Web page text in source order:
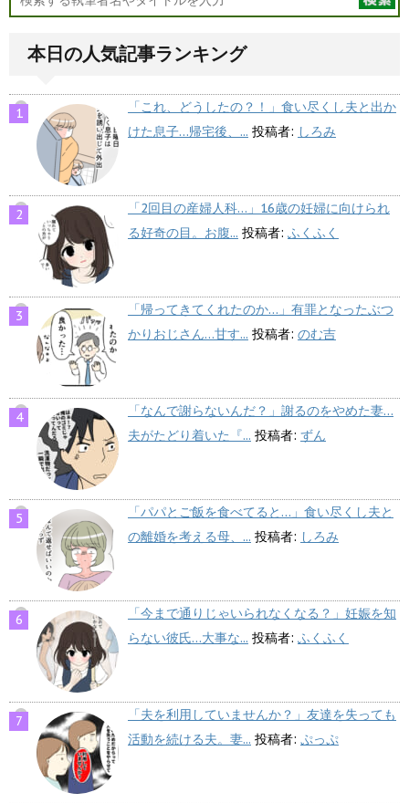
本日の人気記事ランキング
「これ、どうしたの？！」食い尽くし夫と出か
けた息子…帰宅後、... 投稿者: しろみ
「2回目の産婦人科…」16歳の妊婦に向けられ
る好奇の目。お腹... 投稿者: ふくふく
「帰ってきてくれたのか…」有罪となったぶつ
かりおじさん…甘す... 投稿者: のむ吉
「なんで謝らないんだ？」謝るのをやめた妻…
夫がたどり着いた『... 投稿者: ずん
「パパとご飯を食べてると…」食い尽くし夫と
の離婚を考える母、... 投稿者: しろみ
「今まで通りじゃいられなくなる？」妊娠を知
らない彼氏…大事な... 投稿者: ふくふく
「夫を利用していませんか？」友達を失っても
活動を続ける夫。妻... 投稿者: ぷっぷ